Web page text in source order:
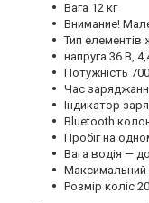
Вага 12 кг
Внимание!
Тип елементів
напруга 36 В,
Потужність
Час
Індикатор
Bluetooth
Пробіг на
Вага водія —
Максимальний
Розмір коліс